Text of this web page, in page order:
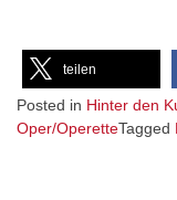
teilen
Posted in Hinter den
Oper/OperetteTagged